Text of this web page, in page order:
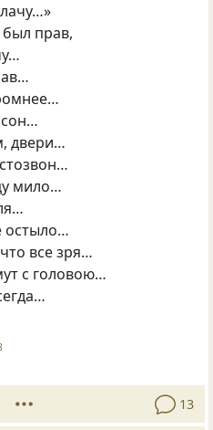
прав,
двери…
мило…
остыло…
все зря…
с головою…
13